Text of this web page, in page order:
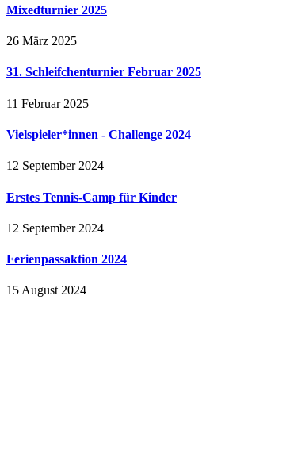
Mixedturnier 2025
26 März 2025
31. Schleifchenturnier Februar 2025
11 Februar 2025
Vielspieler*innen - Challenge 2024
12 September 2024
Erstes Tennis-Camp für Kinder
12 September 2024
Ferienpassaktion 2024
15 August 2024